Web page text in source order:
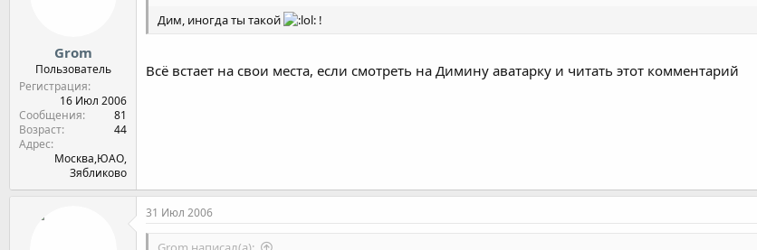
Grom
Пользователь
Регистрация
16 Июл 2006
Сообщения
81
Возраст
44
Адрес
Москва,ЮАО,
Зябликово
Дим, иногда ты такой
!
Всё встает на свои места, если смотреть на Димину аватарку и читать этот комментарий
31 Июл 2006